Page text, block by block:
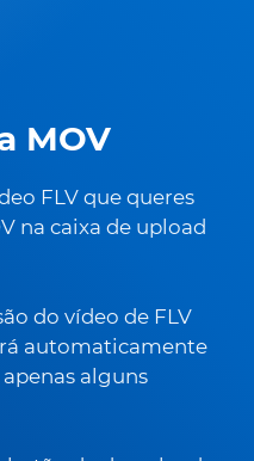
MOV
FLV que queres
na caixa de upload
do vídeo de FLV
automaticamente
alguns